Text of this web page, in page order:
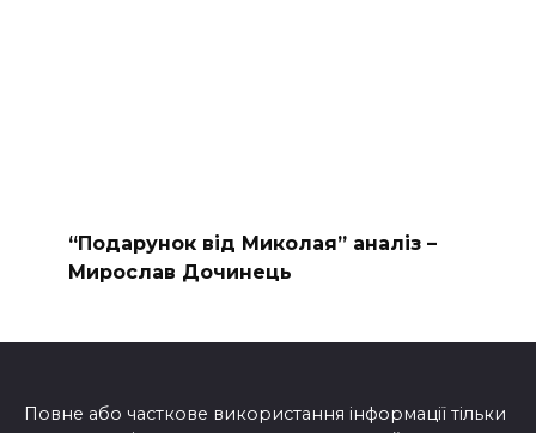
“Подарунок від Миколая” аналіз –
Мирослав Дочинець
Повне або часткове використання інформації тільки